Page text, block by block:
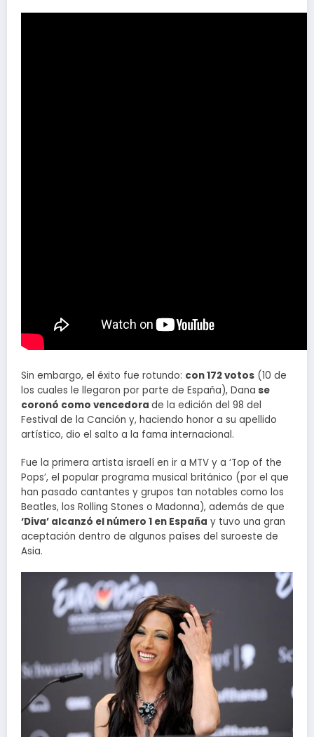
Sin embargo, el éxito fue rotundo: con 172 votos (10 de
los cuales le llegaron por parte de España), Dana se
coronó como vencedora de la edición del 98 del
Festival de la Canción y, haciendo honor a su apellido
artístico, dio el salto a la fama internacional.
Fue la primera artista israelí en ir a MTV y a ‘Top of the
Pops’, el popular programa musical británico (por el que
han pasado cantantes y grupos tan notables como los
Beatles, los Rolling Stones o Madonna), además de que
‘Diva’ alcanzó el número 1 en España y tuvo una gran
aceptación dentro de algunos países del suroeste de
Asia.